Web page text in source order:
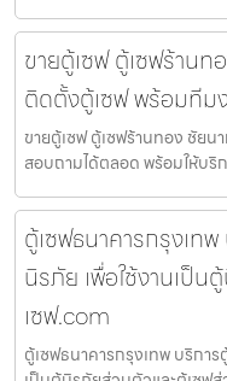
ขายตู้เซฟ ตู้เซฟร้าน
ติดตั้งตู้เซฟ พร้อมทีม
ขายตู้เซฟ ตู้เซฟร้านทอง ชัย
สอบถามได้ตลอด พร้อมให้บริ
ตู้เซฟธนาคารกรุงเท
นิรภัย เพื่อใช้งานเป็
เซฟ.com
ตู้เซฟธนาคารกรุงเทพ บริการ